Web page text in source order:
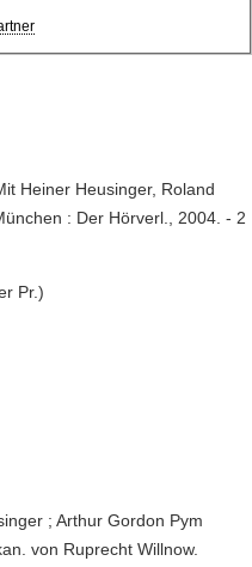
Heiner Heusinger, Roland
: Der Hörverl., 2004. - 2
Pr.)
; Arthur Gordon Pym
von Ruprecht Willnow.